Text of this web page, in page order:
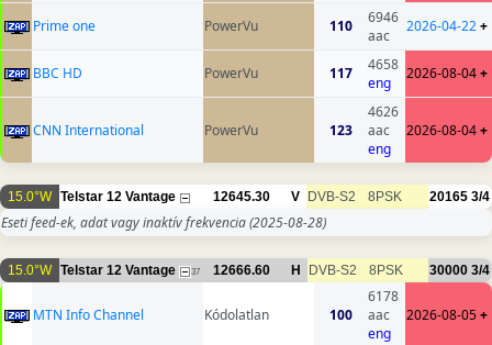
Prime one PowerVu 110
6946
aac
2026-04-22+
BBC HD PowerVu 117
4658
eng
2026-08-04+
CNN International PowerVu 123
4626
aac
eng
2026-08-04+
15.0°W Telstar 12 Vantage 12645.30 V DVB-S2 8PSK 20165 3/4
Eseti feed-ek, adat vagy inaktív frekvencia(2025-08-28)
15.0°W Telstar 12 Vantage 37 12666.60 H DVB-S2 8PSK 30000 3/4
MTN Info Channel Kódolatlan 100
6178
aac
eng
2026-08-05+